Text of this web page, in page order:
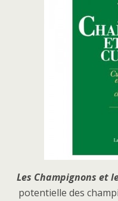
Les Champignons et
potentielle des